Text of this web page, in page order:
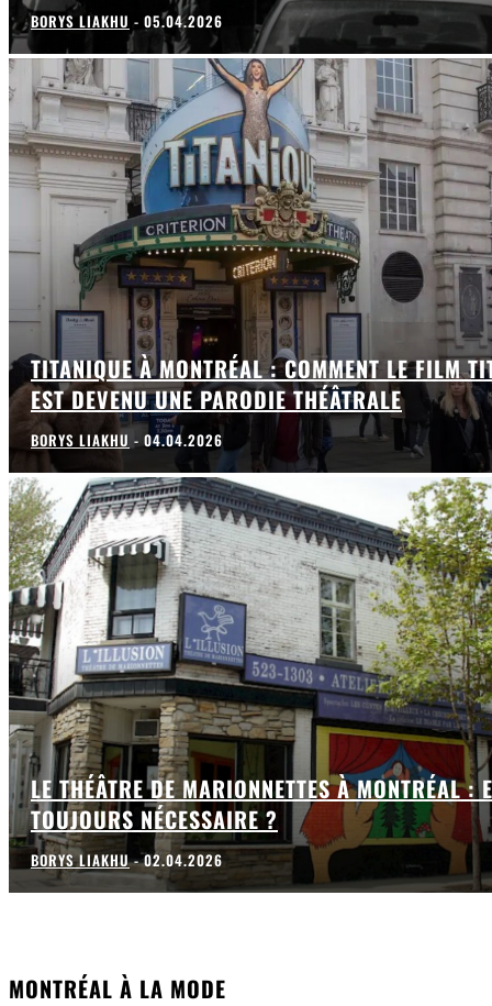
BORYS LIAKHU - 05.04.2026
TITANIQUE À MONTRÉAL : COMMENT LE FILM
EST DEVENU UNE PARODIE THÉÂTRALE
BORYS LIAKHU - 04.04.2026
LE THÉÂTRE DE MARIONNETTES À MONTRÉAL :
TOUJOURS NÉCESSAIRE ?
BORYS LIAKHU - 02.04.2026
MONTRÉAL À LA MODE